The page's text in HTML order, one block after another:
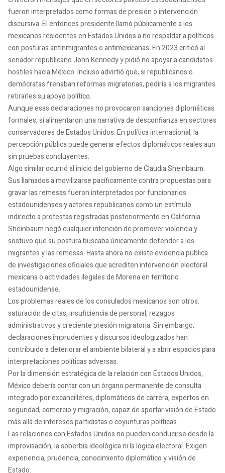
fueron interpretados como formas de presión o intervención
discursiva. El entonces presidente llamó públicamente a los
mexicanos residentes en Estados Unidos a no respaldar a políticos
con posturas antinmigrantes o antimexicanas. En 2023 criticó al
senador republicano John Kennedy y pidió no apoyar a candidatos
hostiles hacia México. Incluso advirtió que, si republicanos o
demócratas frenaban reformas migratorias, pediría a los migrantes
retirarles su apoyo político.
Aunque esas declaraciones no provocaron sanciones diplomáticas
formales, sí alimentaron una narrativa de desconfianza en sectores
conservadores de Estados Unidos. En política internacional, la
percepción pública puede generar efectos diplomáticos reales aun
sin pruebas concluyentes.
Algo similar ocurrió al inicio del gobierno de Claudia Sheinbaum.
Sus llamados a movilizarse pacíficamente contra propuestas para
gravar las remesas fueron interpretados por funcionarios
estadounidenses y actores republicanos como un estímulo
indirecto a protestas registradas posteriormente en California.
Sheinbaum negó cualquier intención de promover violencia y
sostuvo que su postura buscaba únicamente defender a los
migrantes y las remesas. Hasta ahora no existe evidencia pública
de investigaciones oficiales que acrediten intervención electoral
mexicana o actividades ilegales de Morena en territorio
estadounidense.
Los problemas reales de los consulados mexicanos son otros:
saturación de citas, insuficiencia de personal, rezagos
administrativos y creciente presión migratoria. Sin embargo,
declaraciones imprudentes y discursos ideologizados han
contribuido a deteriorar el ambiente bilateral y a abrir espacios para
interpretaciones políticas adversas.
Por la dimensión estratégica de la relación con Estados Unidos,
México debería contar con un órgano permanente de consulta
integrado por excancilleres, diplomáticos de carrera, expertos en
seguridad, comercio y migración, capaz de aportar visión de Estado
más allá de intereses partidistas o coyunturas políticas.
Las relaciones con Estados Unidos no pueden conducirse desde la
improvisación, la soberbia ideológica ni la lógica electoral. Exigen
experiencia, prudencia, conocimiento diplomático y visión de
Estado.